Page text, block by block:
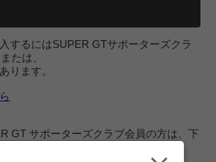
するにはSUPER GTサポーターズクラ
たは、
ります。
GT サポーターズクラブ会員の方は、下
ってご覧ください。